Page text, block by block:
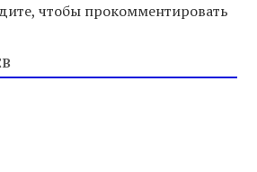
чтобы прокомментировать